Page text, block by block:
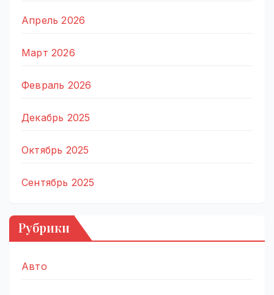
Апрель 2026
Март 2026
Февраль 2026
Декабрь 2025
Октябрь 2025
Сентябрь 2025
Рубрики
Авто